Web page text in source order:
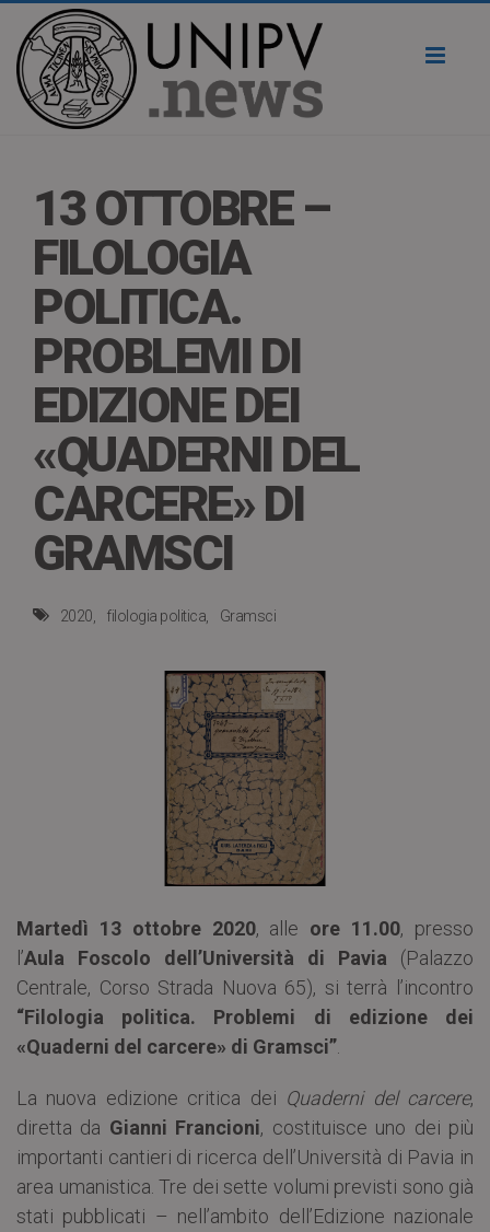
13 OTTOBRE –
FILOLOGIA
POLITICA.
PROBLEMI DI
EDIZIONE DEI
«QUADERNI DEL
CARCERE» DI
GRAMSCI
2020 filologia politica Gramsci
Martedì 13 ottobre 2020, alle ore 11.00, presso
l’Aula Foscolo dell’Università di Pavia (Palazzo
Centrale, Corso Strada Nuova 65), si terrà l’incontro
“Filologia politica. Problemi di edizione dei
«Quaderni del carcere» di Gramsci”
La nuova edizione critica dei Quaderni del carcere,
diretta da Gianni Francioni, costituisce uno dei più
importanti cantieri di ricerca dell’Università di Pavia in
area umanistica. Tre dei sette volumi previsti sono già
stati pubblicati – nell’ambito dell’Edizione nazionale